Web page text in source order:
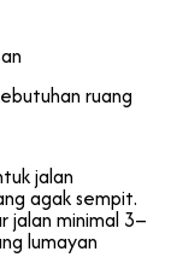
ruang
jalan
agak sempit.
jalan minimal 3–
lumayan